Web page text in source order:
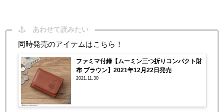
あわせて読みたい
同時発売のアイテムはこちら！
ファミマ付録【ムーミン三つ折りコンパクト財
布 ブラウン】2021年12月22日発売
2021.11.30